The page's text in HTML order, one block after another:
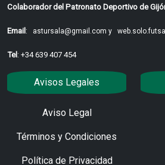
Colaborador del Patronato Deportivo de
Email: astursala@gmail.com y
Tel: +34 639 407 454
Avisos Legales
Aviso Legal
Términos y Condiciones
Política de Privacidad